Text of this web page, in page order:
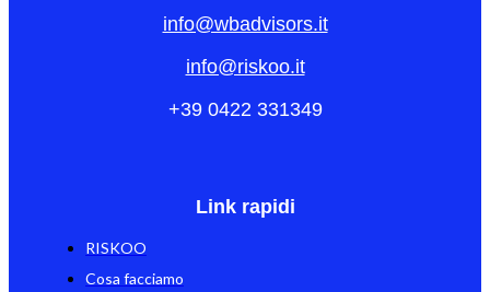
info@wbadvisors.it
info@riskoo.it
+39 0422 331349
Link rapidi
RISKOO
Cosa facciamo